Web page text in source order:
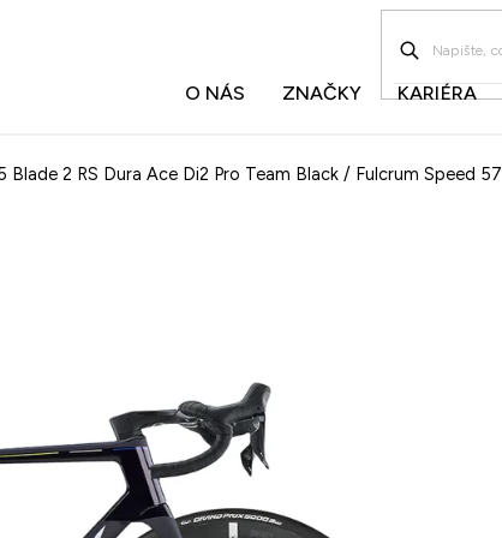
O NÁS ZNAČKY KARIÉRA
Blade 2 RS Dura Ace Di2 Pro Team Black / Fulcrum Speed 57